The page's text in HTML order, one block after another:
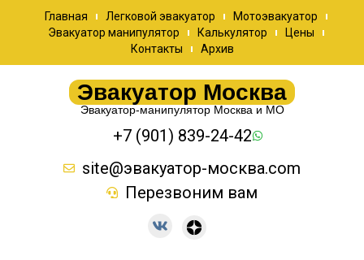
Главная Легковой эвакуатор
Мотоэвакуатор
Эвакуатор манипулятор
Калькулятор
Цены
Контакты
Архив
Эвакуатор Москва
Эвакуатор-манипулятор Москва и МО
+7 (901) 839-24-42
site@эвакуатор-москва.com
Перезвоним вам